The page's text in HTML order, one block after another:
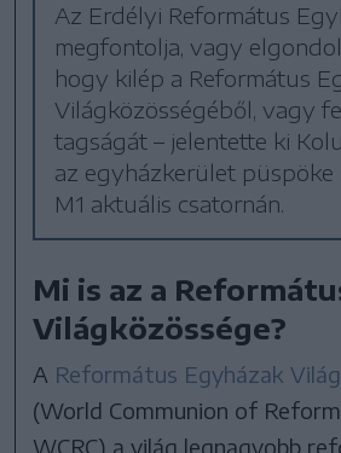
Az Erdélyi Református
megfontolja, vagy
hogy kilép a Református
Világközösségéből, vagy
tagságát – jelentette ki
az egyházkerület püspöke
M1 aktuális csatornán.
Mi is az a
Világközössége?
A Református Egyházak
(World Communion of
WCRC) a világ legnagyobb